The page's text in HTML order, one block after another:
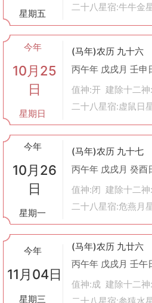
星期五
二十八星宿:牛牛金
今年
10月25
日
星期日
(马年)农历 九十六
丙午年 戊戌月 壬申
值神:开 建除十二神
二十八星宿:虚鼠日
今年
10月26
日
星期一
(马年)农历 九十七
丙午年 戊戌月 癸酉
值神:闭 建除十二神
二十八星宿:危燕月
今年
11月04日
星期三
(马年)农历 九廿六
丙午年 戊戌月 壬午
值神:成 建除十二神